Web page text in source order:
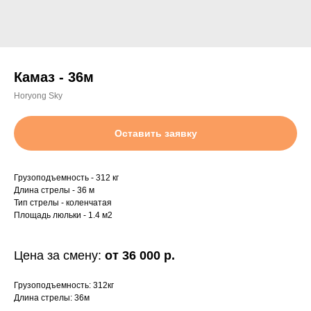
Камаз - 36м
Horyong Sky
Оставить заявку
Грузоподъемность - 312 кг
Длина стрелы - 36 м
Тип стрелы - коленчатая
Площадь люльки - 1.4 м2
Цена за смену: от 36 000 р.
Грузоподъемность: 312кг
Длина стрелы: 36м